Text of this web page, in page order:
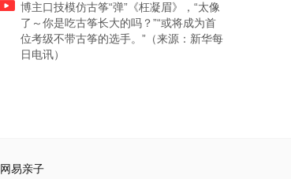
博主口技模仿古筝“弹”《枉凝眉》，“太像
了～你是吃古筝长大的吗？”“或将成为首
位考级不带古筝的选手。”（来源：新华每
日电讯）
网易亲子